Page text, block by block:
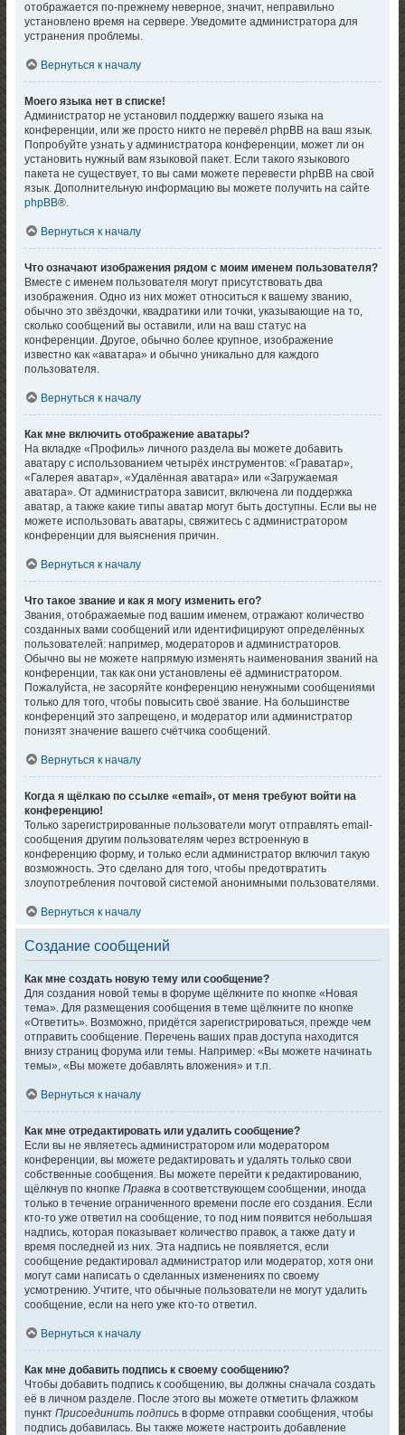
отображается по-прежнему неверное, значит, неправильно
установлено время на сервере. Уведомите администратора для
устранения проблемы.
Вернуться к началу
Моего языка нет в списке!
Администратор не установил поддержку вашего языка на
конференции, или же просто никто не перевёл phpBB на ваш язык.
Попробуйте узнать у администратора конференции, может ли он
установить нужный вам языковой пакет. Если такого языкового
пакета не существует, то вы сами можете перевести phpBB на свой
язык. Дополнительную информацию вы можете получить на сайте
phpBB®.
Вернуться к началу
Что означают изображения рядом с моим именем пользователя?
Вместе с именем пользователя могут присутствовать два
изображения. Одно из них может относиться к вашему званию,
обычно это звёздочки, квадратики или точки, указывающие на то,
сколько сообщений вы оставили, или на ваш статус на
конференции. Другое, обычно более крупное, изображение
известно как «аватара» и обычно уникально для каждого
пользователя.
Вернуться к началу
Как мне включить отображение аватары?
На вкладке «Профиль» личного раздела вы можете добавить
аватару с использованием четырёх инструментов: «Граватар»,
«Галерея аватар», «Удалённая аватара» или «Загружаемая
аватара». От администратора зависит, включена ли поддержка
аватар, а также какие типы аватар могут быть доступны. Если вы не
можете использовать аватары, свяжитесь с администратором
конференции для выяснения причин.
Вернуться к началу
Что такое звание и как я могу изменить его?
Звания, отображаемые под вашим именем, отражают количество
созданных вами сообщений или идентифицируют определённых
пользователей: например, модераторов и администраторов.
Обычно вы не можете напрямую изменять наименования званий на
конференции, так как они установлены её администратором.
Пожалуйста, не засоряйте конференцию ненужными сообщениями
только для того, чтобы повысить своё звание. На большинстве
конференций это запрещено, и модератор или администратор
понизят значение вашего счётчика сообщений.
Вернуться к началу
Когда я щёлкаю по ссылке «email», от меня требуют войти на
конференцию!
Только зарегистрированные пользователи могут отправлять email-
сообщения другим пользователям через встроенную в
конференцию форму, и только если администратор включил такую
возможность. Это сделано для того, чтобы предотвратить
злоупотребления почтовой системой анонимными пользователями.
Вернуться к началу
Создание сообщений
Как мне создать новую тему или сообщение?
Для создания новой темы в форуме щёлкните по кнопке «Новая
тема». Для размещения сообщения в теме щёлкните по кнопке
«Ответить». Возможно, придётся зарегистрироваться, прежде чем
отправить сообщение. Перечень ваших прав доступа находится
внизу страниц форума или темы. Например: «Вы можете начинать
темы», «Вы можете добавлять вложения» и т.п.
Вернуться к началу
Как мне отредактировать или удалить сообщение?
Если вы не являетесь администратором или модератором
конференции, вы можете редактировать и удалять только свои
собственные сообщения. Вы можете перейти к редактированию,
щёлкнув по кнопкеПравка в соответствующем сообщении, иногда
только в течение ограниченного времени после его создания. Если
кто-то уже ответил на сообщение, то под ним появится небольшая
надпись, которая показывает количество правок, а также дату и
время последней из них. Эта надпись не появляется, если
сообщение редактировал администратор или модератор, хотя они
могут сами написать о сделанных изменениях по своему
усмотрению. Учтите, что обычные пользователи не могут удалить
сообщение, если на него уже кто-то ответил.
Вернуться к началу
Как мне добавить подпись к своему сообщению?
Чтобы добавить подпись к сообщению, вы должны сначала создать
её в личном разделе. После этого вы можете отметить флажком
пунктПрисоединить подпись в форме отправки сообщения, чтобы
подпись добавилась. Вы также можете настроить добавление